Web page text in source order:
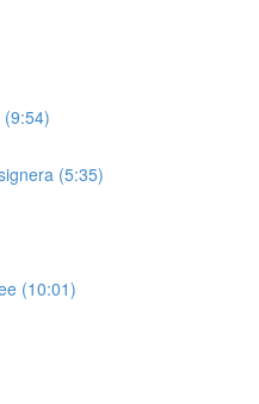
(5:35)
(10:01)